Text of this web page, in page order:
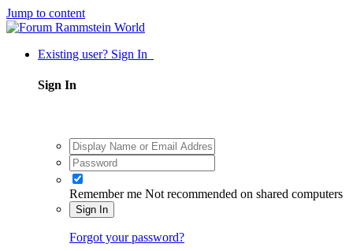
Jump to content
Existing user? Sign In
Sign In
Remember me Not recommended on shared computers
Sign In
Forgot your password?